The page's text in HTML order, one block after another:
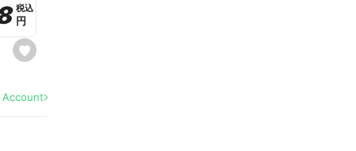
e
s
e
a
税込
税込
円
円